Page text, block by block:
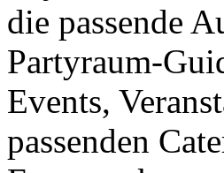
die passende
Partyraum-
Events,
passenden